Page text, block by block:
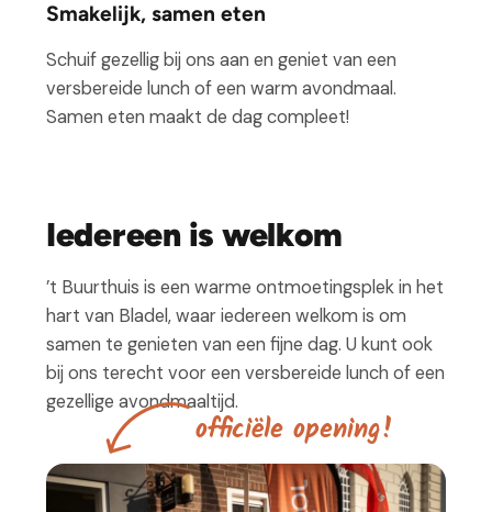
Smakelijk, samen eten
Schuif gezellig bij ons aan en geniet van een
versbereide lunch of een warm avondmaal.
Samen eten maakt de dag compleet!
Iedereen is welkom
’t Buurthuis is een warme ontmoetingsplek in het
hart van Bladel, waar iedereen welkom is om
samen te genieten van een fijne dag. U kunt ook
bij ons terecht voor een versbereide lunch of een
gezellige avondmaaltijd.
offciële opening!